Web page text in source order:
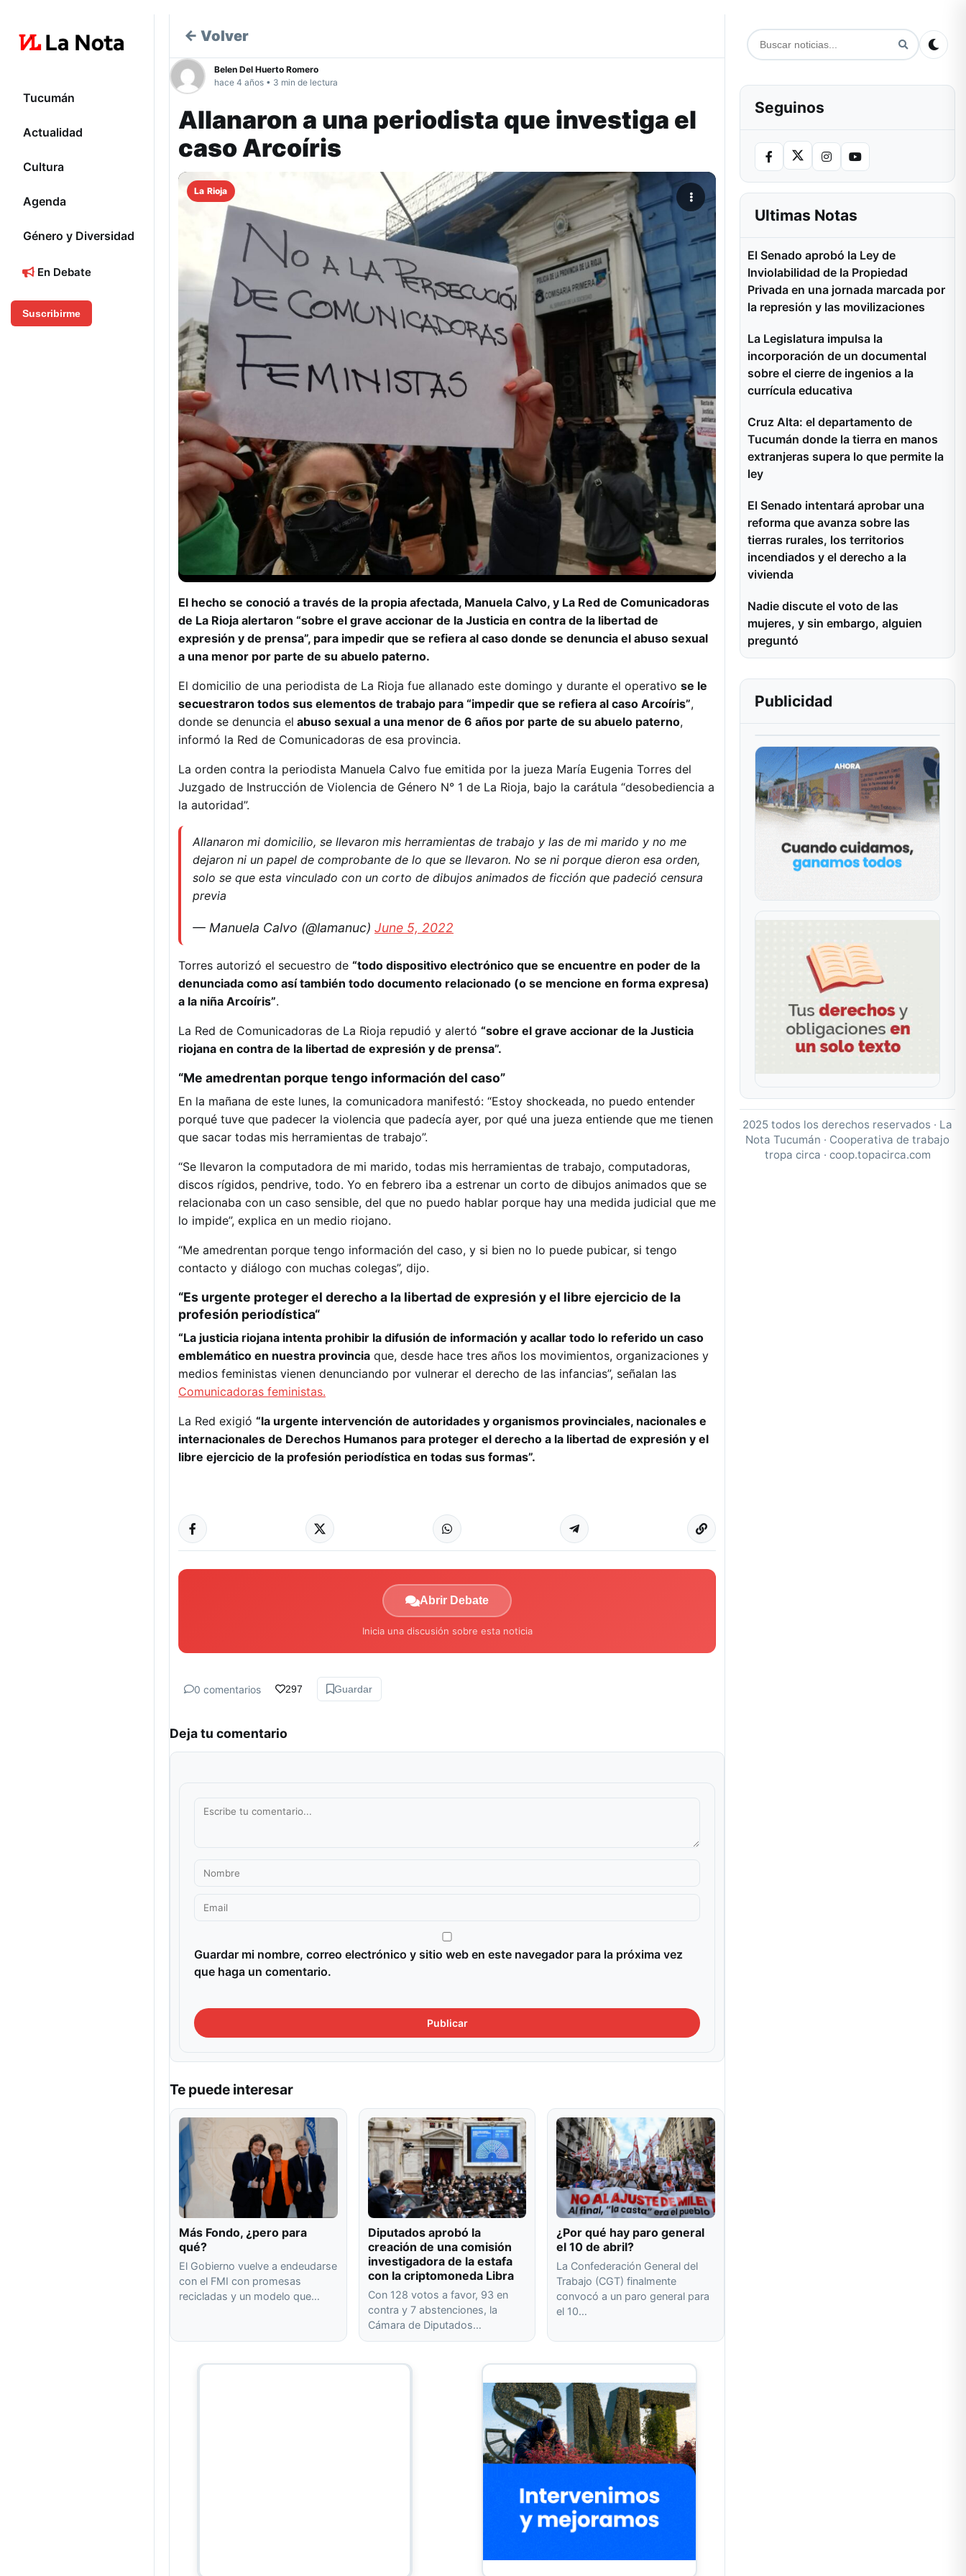
Tucumán
Actualidad
Cultura
Agenda
Género y Diversidad
En Debate
Suscribirme
← Volver
Belen Del Huerto Romero
hace 4 años • 3 min de lectura
Allanaron a una periodista que investiga el
caso Arcoíris
La Rioja
El hecho se conoció a través de la propia afectada, Manuela Calvo, y La Red de Comunicadoras
de La Rioja alertaron “sobre el grave accionar de la Justicia en contra de la libertad de
expresión y de prensa”, para impedir que se refiera al caso donde se denuncia el abuso sexual
a una menor por parte de su abuelo paterno.
El domicilio de una periodista de La Rioja fue allanado este domingo y durante el operativo se le
secuestraron todos sus elementos de trabajo para “impedir que se refiera al caso Arcoíris”,
donde se denuncia el abuso sexual a una menor de 6 años por parte de su abuelo paterno,
informó la Red de Comunicadoras de esa provincia.
La orden contra la periodista Manuela Calvo fue emitida por la jueza María Eugenia Torres del
Juzgado de Instrucción de Violencia de Género N° 1 de La Rioja, bajo la carátula “desobediencia a
la autoridad”.
Allanaron mi domicilio, se llevaron mis herramientas de trabajo y las de mi marido y no me
dejaron ni un papel de comprobante de lo que se llevaron. No se ni porque dieron esa orden,
solo se que esta vinculado con un corto de dibujos animados de ficción que padeció censura
previa
— Manuela Calvo (@lamanuc) June 5, 2022
Torres autorizó el secuestro de “todo dispositivo electrónico que se encuentre en poder de la
denunciada como así también todo documento relacionado (o se mencione en forma expresa)
a la niña Arcoíris”.
La Red de Comunicadoras de La Rioja repudió y alertó “sobre el grave accionar de la Justicia
riojana en contra de la libertad de expresión y de prensa”.
“Me amedrentan porque tengo información del caso”
En la mañana de este lunes, la comunicadora manifestó: “Estoy shockeada, no puedo entender
porqué tuve que padecer la violencia que padecía ayer, por qué una jueza entiende que me tienen
que sacar todas mis herramientas de trabajo”.
“Se llevaron la computadora de mi marido, todas mis herramientas de trabajo, computadoras,
discos rígidos, pendrive, todo. Yo en febrero iba a estrenar un corto de dibujos animados que se
relacionaba con un caso sensible, del que no puedo hablar porque hay una medida judicial que me
lo impide”, explica en un medio riojano.
“Me amedrentan porque tengo información del caso, y si bien no lo puede pubicar, si tengo
contacto y diálogo con muchas colegas”, dijo.
“Es urgente proteger el derecho a la libertad de expresión y el libre ejercicio de la
profesión periodística“
“La justicia riojana intenta prohibir la difusión de información y acallar todo lo referido un caso
emblemático en nuestra provincia que, desde hace tres años los movimientos, organizaciones y
medios feministas vienen denunciando por vulnerar el derecho de las infancias”, señalan las
Comunicadoras feministas.
La Red exigió “la urgente intervención de autoridades y organismos provinciales, nacionales e
internacionales de Derechos Humanos para proteger el derecho a la libertad de expresión y el
libre ejercicio de la profesión periodística en todas sus formas”.
Abrir Debate
Inicia una discusión sobre esta noticia
0 comentarios 297 Guardar
Deja tu comentario
Guardar mi nombre, correo electrónico y sitio web en este navegador para la próxima vez
que haga un comentario.
Te puede interesar
Más Fondo, ¿pero para
qué?
El Gobierno vuelve a endeudarse
con el FMI con promesas
recicladas y un modelo que…
Diputados aprobó la
creación de una comisión
investigadora de la estafa
con la criptomoneda Libra
Con 128 votos a favor, 93 en
contra y 7 abstenciones, la
Cámara de Diputados…
¿Por qué hay paro general
el 10 de abril?
La Confederación General del
Trabajo (CGT) finalmente
convocó a un paro general para
el 10…
Seguinos
Ultimas Notas
El Senado aprobó la Ley de
Inviolabilidad de la Propiedad
Privada en una jornada marcada por
la represión y las movilizaciones
La Legislatura impulsa la
incorporación de un documental
sobre el cierre de ingenios a la
currícula educativa
Cruz Alta: el departamento de
Tucumán donde la tierra en manos
extranjeras supera lo que permite la
ley
El Senado intentará aprobar una
reforma que avanza sobre las
tierras rurales, los territorios
incendiados y el derecho a la
vivienda
Nadie discute el voto de las
mujeres, y sin embargo, alguien
preguntó
Publicidad
2025 todos los derechos reservados · La
Nota Tucumán · Cooperativa de trabajo
tropa circa · coop.topacirca.com